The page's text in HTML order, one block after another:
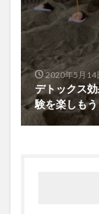
2020年5月14
デトックス
験を楽しもう